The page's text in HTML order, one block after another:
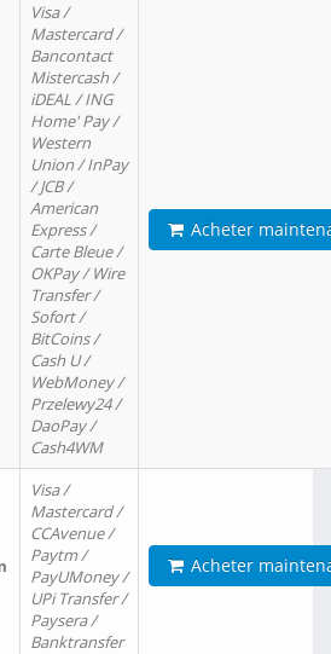
Visa /
Mastercard /
Bancontact
Mistercash /
iDEAL / ING
Home' Pay /
Western
Union / InPay
/ JCB /
American
Express /
Carte Bleue /
OKPay / Wire
Transfer /
Sofort /
BitCoins /
Cash U /
WebMoney /
Przelewy24 /
DaoPay /
Cash4WM
Acheter
Visa /
Mastercard /
CCAvenue /
Paytm /
PayUMoney /
UPi Transfer /
Paysera /
Banktransfer
Acheter